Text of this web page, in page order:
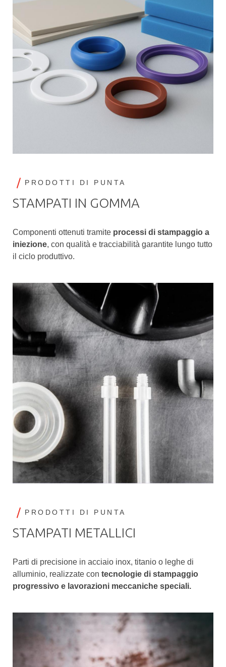
PRODOTTI DI PUNTA
STAMPATI IN GOMMA
Componenti ottenuti tramite processi di stampaggio a
iniezione, con qualità e tracciabilità garantite lungo tutto
il ciclo produttivo.
PRODOTTI DI PUNTA
STAMPATI METALLICI
Parti di precisione in acciaio inox, titanio o leghe di
alluminio, realizzate con tecnologie di stampaggio
progressivo e lavorazioni meccaniche speciali.